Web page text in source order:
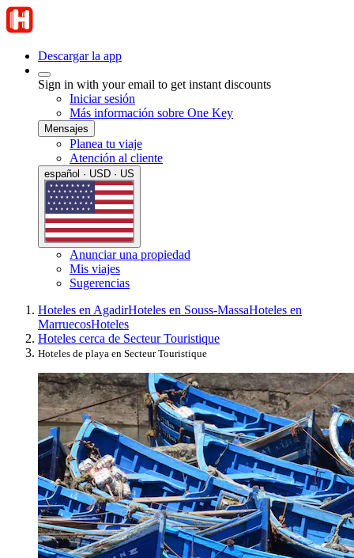
Descargar la app
Sign in with your email to get instant discounts
Iniciar sesión
Más información sobre One Key
Mensajes
Planea tu viaje
Atención al cliente
español · USD · US
Anunciar una propiedad
Mis viajes
Sugerencias
Hoteles en AgadirHoteles en Souss-MassaHoteles en
MarruecosHoteles
Hoteles cerca de Secteur Touristique
Hoteles de playa en Secteur Touristique